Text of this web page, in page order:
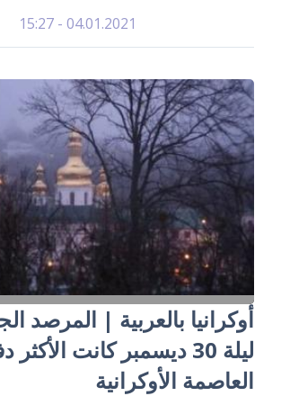
04.01.2021 - 15:27
أوكرانيا بالعربية | المرصد
ليلة 30 ديسمبر كانت
العاصمة الأوكرانية